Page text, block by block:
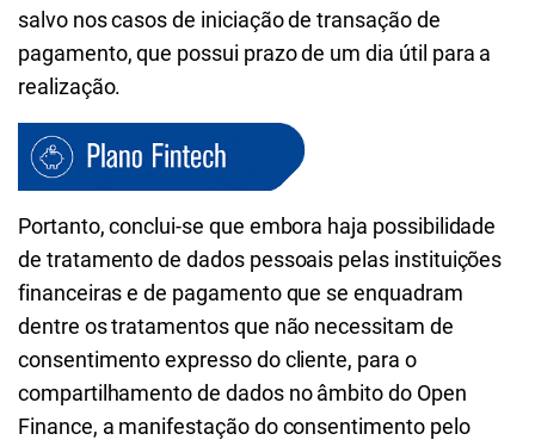
salvo nos casos de iniciação de transação de
pagamento, que possui prazo de um dia útil para a
realização.
Portanto, conclui-se que embora haja possibilidade
de tratamento de dados pessoais pelas instituições
financeiras e de pagamento que se enquadram
dentre os tratamentos que não necessitam de
consentimento expresso do cliente, para o
compartilhamento de dados no âmbito do Open
Finance, a manifestação do consentimento pelo